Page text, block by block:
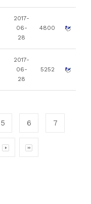
2017-
06-
28
4800
2017-
06-
28
5252
5 6 7